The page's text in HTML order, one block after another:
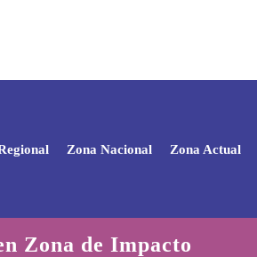
Zona Nacional Zona Actual
Zona de Impacto